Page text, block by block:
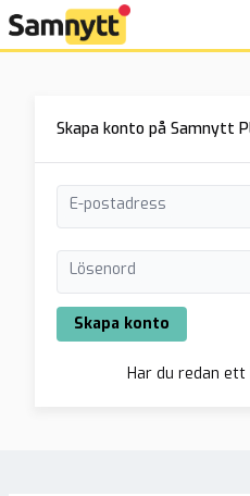
Skapa konto på Samnytt
E-postadress
Lösenord
Skapa konto
Har du redan ett